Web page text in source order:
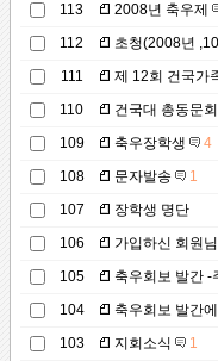
113
2008년 축우제
112
초청(2008년
111
제 12회 건국가
110
건국대 총동문
109
축우장학생
4
108
문자발송
1
107
장학생 명단
106
가입하신 회원님
105
축우회보 발간 -
104
축우회보 발간
103
지회소식
1